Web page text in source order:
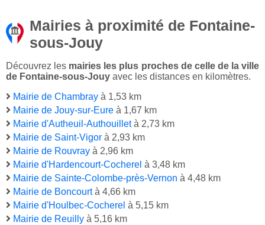
Mairies à proximité de Fontaine-
sous-Jouy
Découvrez les mairies les plus proches de celle de la ville
de Fontaine-sous-Jouy avec les distances en kilomètres.
Mairie de Chambray à 1,53 km
Mairie de Jouy-sur-Eure à 1,67 km
Mairie d'Autheuil-Authouilletà 2,73 km
Mairie de Saint-Vigor à 2,93 km
Mairie de Rouvray à 2,96 km
Mairie d'Hardencourt-Cocherel à 3,48 km
Mairie de Sainte-Colombe-près-Vernon à 4,48 km
Mairie de Boncourtà 4,66 km
Mairie d'Houlbec-Cocherel à 5,15 km
Mairie de Reuilly à 5,16 km